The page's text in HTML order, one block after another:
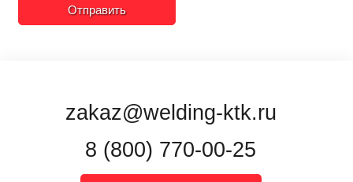
Отправить
zakaz@welding-ktk.ru
8 (800) 770-00-25